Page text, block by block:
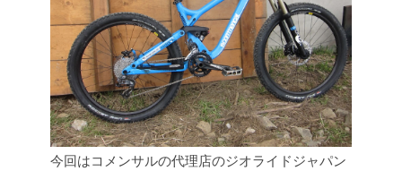
今回はコメンサルの代理店のジオライドジャパン